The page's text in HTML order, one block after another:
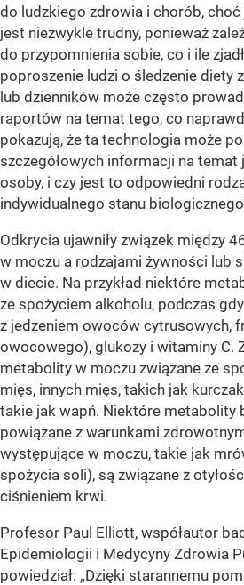
do ludzkiego zdrowia i chorób, choć
jest niezwykle trudny, ponieważ
do przypomnienia sobie, co i ile
poproszenie ludzi o śledzenie diety
lub dzienników może często
raportów na temat tego, co
pokazują, że ta technologia może
szczegółowych informacji na temat
osoby, i czy jest to odpowiedni
indywidualnego stanu
Odkrycia ujawniły związek między
w moczu a rodzajami żywności lub
w diecie. Na przykład niektóre
ze spożyciem alkoholu, podczas
z jedzeniem owoców cytrusowych,
owocowego), glukozy i witaminy C.
metabolity w moczu związane ze
mięs, innych mięs, takich jak
takie jak wapń. Niektóre metabolity
powiązane z warunkami
występujące w moczu, takie jak
spożycia soli), są związane z
ciśnieniem krwi.
Profesor Paul Elliott, współautor
Epidemiologii i Medycyny Zdrowia
powiedział: „Dzięki starannemu